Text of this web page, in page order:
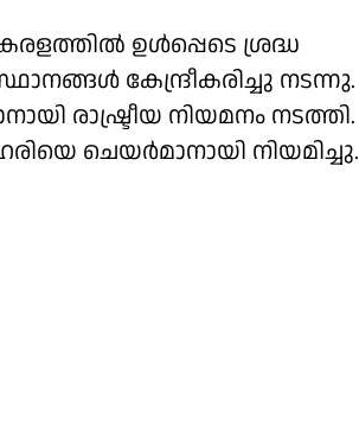
ഉൾപ്പെടെ ശ്രദ്ധ
കേന്ദ്രീകരിച്ചു നടന്നു.
രാഷ്ട്രീയ നിയമനം നടത്തി.
ചെയർമാനായി നിയമിച്ചു.